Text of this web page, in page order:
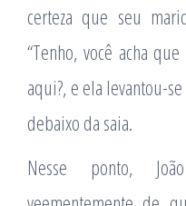
certeza que seu
“Tenho, você acha
aqui?, e ela levantou-
debaixo da saia.
Nesse ponto,